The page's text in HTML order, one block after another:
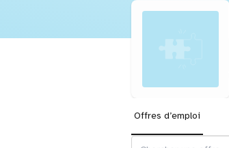
Offres d’emploi